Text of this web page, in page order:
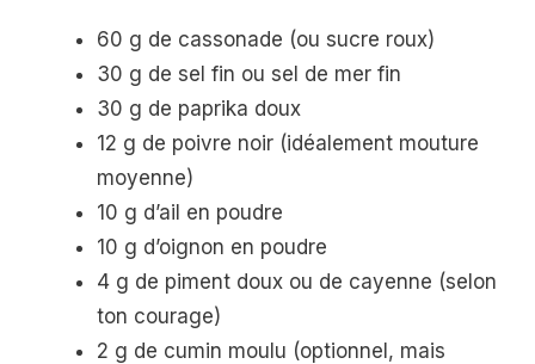
60 g de cassonade (ou sucre roux)
30 g de sel fin ou sel de mer fin
30 g de paprika doux
12 g de poivre noir (idéalement mouture
moyenne)
10 g d’ail en poudre
10 g d’oignon en poudre
4 g de piment doux ou de cayenne (selon
ton courage)
2 g de cumin moulu (optionnel, mais